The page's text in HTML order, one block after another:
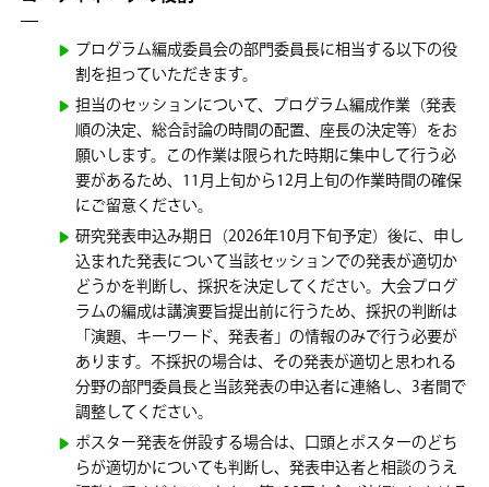
プログラム編成委員会の部門委員長に相当する以下の役
割を担っていただきます。
担当のセッションについて、プログラム編成作業（発表
順の決定、総合討論の時間の配置、座長の決定等）をお
願いします。この作業は限られた時期に集中して行う必
要があるため、11月上旬から12月上旬の作業時間の確保
にご留意ください。
研究発表申込み期日（2026年10月下旬予定）後に、申し
込まれた発表について当該セッションでの発表が適切か
どうかを判断し、採択を決定してください。大会プログ
ラムの編成は講演要旨提出前に行うため、採択の判断は
「演題、キーワード、発表者」の情報のみで行う必要が
あります。不採択の場合は、その発表が適切と思われる
分野の部門委員長と当該発表の申込者に連絡し、3者間で
調整してください。
ポスター発表を併設する場合は、口頭とポスターのどち
らが適切かについても判断し、発表申込者と相談のうえ